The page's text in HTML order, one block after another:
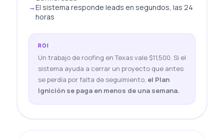
El sistema responde leads en segundos, las 24
horas
ROI
Un trabajo de roofing en Texas vale $11,500. Si el
sistema ayuda a cerrar un proyecto que antes
se perdía por falta de seguimiento, el Plan
Ignición se paga en menos de una semana.